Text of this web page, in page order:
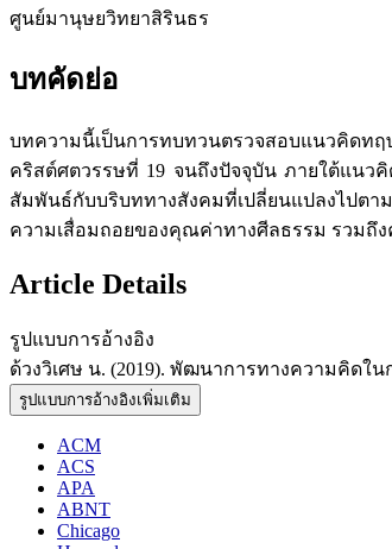
ศูนย์มานุษยวิทยาสิรินธร
บทคัดย่อ
บทความนี้เป็นการทบทวนตรวจสอบแนวคิดท
คริสต์ศตวรรษที่ 19 จนถึงปัจจุบัน ภายใต้แนว
สัมพันธ์กับบริบททางสังคมที่เปลี่ยนแปลงไปตา
ความเสื่อมถอยของคุณค่าทางศีลธรรม รวมถึ
Article Details
รูปแบบการอ้างอิง
ด้วงวิเศษ น. (2019). พัฒนาการทางความคิดใ
รูปแบบการอ้างอิงเพิ่มเติม
ACM
ACS
APA
ABNT
Chicago